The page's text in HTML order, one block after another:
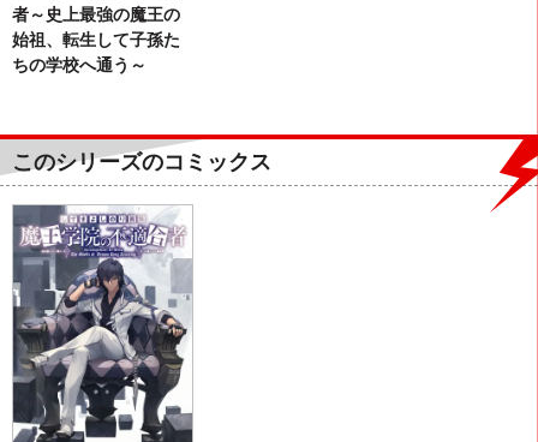
者～史上最強の魔王の
始祖、転生して子孫た
ちの学校へ通う～
このシリーズのコミックス